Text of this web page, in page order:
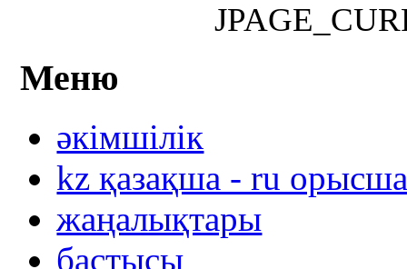
Меню
әкімшілік
kz қазақша - ru
жаңалықтары
бастысы